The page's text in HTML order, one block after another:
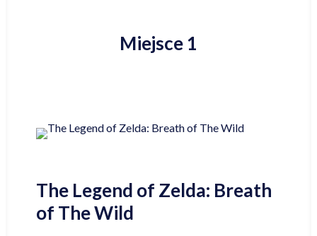
Miejsce 1
The Legend of Zelda: Breath
of The Wild